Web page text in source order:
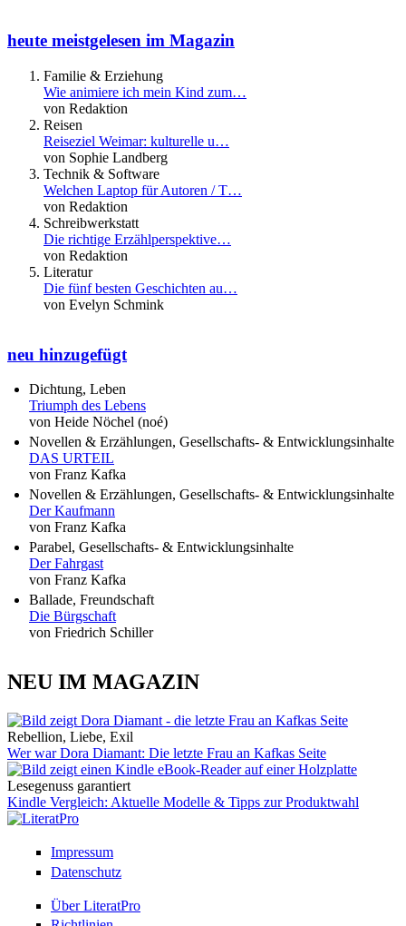
heute meistgelesen im Magazin
Familie & Erziehung
Wie animiere ich mein Kind zum…
von Redaktion
Reisen
Reiseziel Weimar: kulturelle u…
von Sophie Landberg
Technik & Software
Welchen Laptop für Autoren / T…
von Redaktion
Schreibwerkstatt
Die richtige Erzählperspektive…
von Redaktion
Literatur
Die fünf besten Geschichten au…
von Evelyn Schmink
neu hinzugefügt
Dichtung, Leben
Triumph des Lebens
von Heide Nöchel (noé)
Novellen & Erzählungen, Gesellschafts- & Entwicklungsinhalte
DAS URTEIL
von Franz Kafka
Novellen & Erzählungen, Gesellschafts- & Entwicklungsinhalte
Der Kaufmann
von Franz Kafka
Parabel, Gesellschafts- & Entwicklungsinhalte
Der Fahrgast
von Franz Kafka
Ballade, Freundschaft
Die Bürgschaft
von Friedrich Schiller
NEU IM MAGAZIN
Rebellion, Liebe, Exil
Wer war Dora Diamant: Die letzte Frau an Kafkas Seite
Lesegenuss garantiert
Kindle Vergleich: Aktuelle Modelle & Tipps zur Produktwahl
Impressum
Datenschutz
Über LiteratPro